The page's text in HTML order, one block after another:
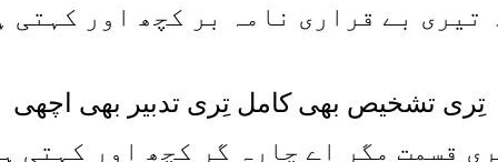
تیری بے قراری نامہ بر کچھ اور کہتی
تِری تشخیص بھی کامل تِری تدبیر بھی اچھی
قسمت مگر اے چارہ گر کچھ اور کہتی